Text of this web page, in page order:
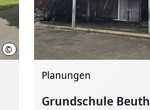
© Landeshauptstadt Hannover
Planungen
Grundschule